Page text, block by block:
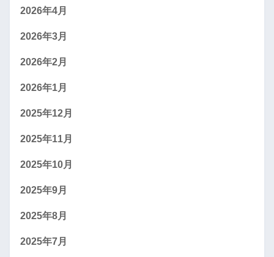
2026年4月
2026年3月
2026年2月
2026年1月
2025年12月
2025年11月
2025年10月
2025年9月
2025年8月
2025年7月